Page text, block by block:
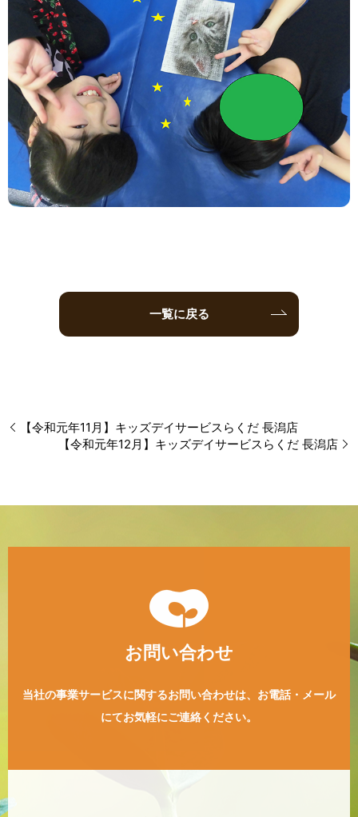
一覧に戻る
【令和元年11月】キッズデイサービスらくだ 長潟店
【令和元年12月】キッズデイサービスらくだ 長潟店
お問い合わせ
当社の事業サービスに関するお問い合わせは、 お電話・メール
にてお気軽にご連絡ください。